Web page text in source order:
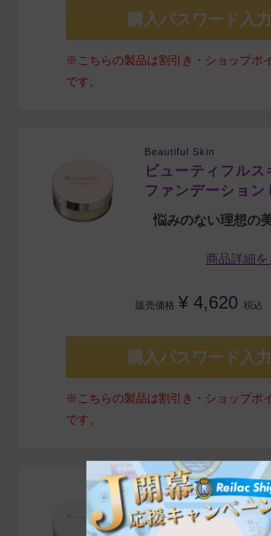
購入パスワード入力
※こちらの製品は割引き・ショップポ
です。
Beautiful Skin
ビューティフル
ファンデーション
悩みのない理想の
商品詳細を
販売価格 ¥ 4,620 税込
購入パスワード入力
※こちらの製品は割引き・ショップポ
です。
Beautiful Skin
ビューティフルス
プライマー